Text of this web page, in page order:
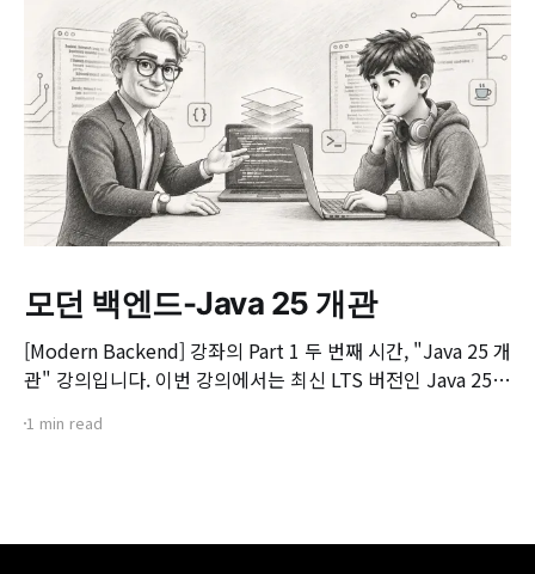
모던 백엔드-Java 25 개관
[Modern Backend] 강좌의 Part 1 두 번째 시간, "Java 25 개
관" 강의입니다. 이번 강의에서는 최신 LTS 버전인 Java 25의
Enhancement Proposal) 기능들을 살펴봅니다. 📌 주요 학
1 min read